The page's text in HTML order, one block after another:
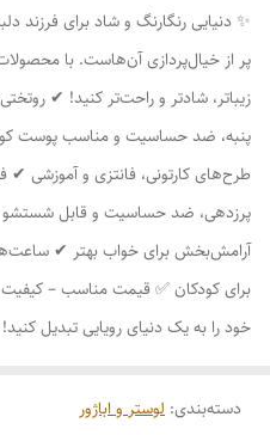
✨ دنیایی رنگارنگ و شاد برای فرزند
پر از خیال‌پردازی آن‌هاست. با
زیباتر، شادتر و راحت‌تر کنید! ✔
پنبه، ضد حساسیت و مناسب پوست
طرح‌های کارتونی، فانتزی و آموزشی ✔
پرزدهی، ضد حساسیت و قابل شستشو ✔
آرامش‌بخش برای خواب بهتر ✔
برای کودکان ✅ قیمت مناسب –
خود را به یک دنیای رویایی تبدیل
دسته‌بندی: لوستر و اباژور